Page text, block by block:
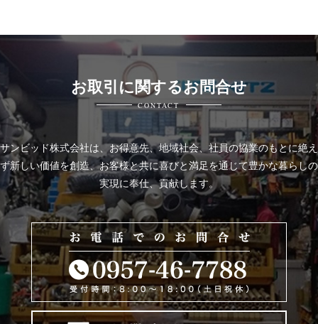
お取引に関するお問合せ
CONTACT
サンビッド株式会社は、お得意先、地域社会、社員の協業のもとに絶え
ず新しい価値を創造、お客様と共に喜びと満足を通じて豊かな暮らしの
実現に奉仕、貢献します。